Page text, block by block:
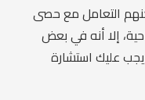
التعامل مع حصى
إلا أنه في بعض
يجب عليك استشارة